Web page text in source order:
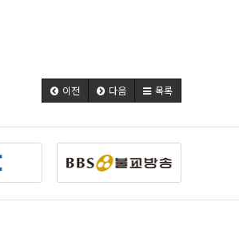
이전 다음 목록